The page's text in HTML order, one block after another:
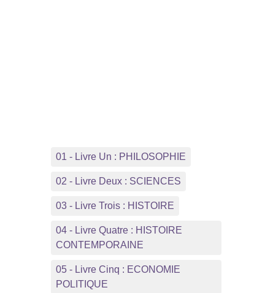
01 - Livre Un : PHILOSOPHIE
02 - Livre Deux : SCIENCES
03 - Livre Trois : HISTOIRE
04 - Livre Quatre : HISTOIRE
CONTEMPORAINE
05 - Livre Cinq : ECONOMIE
POLITIQUE